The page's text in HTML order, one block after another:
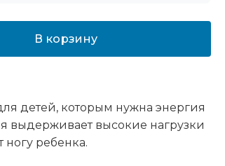
В корзину
детей, которым нужна энергия
выдерживает высокие нагрузки
ребенка.